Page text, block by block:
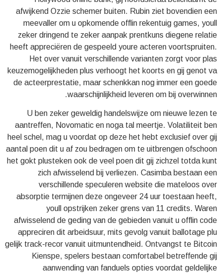
afwijkend Ozzie schemer buiten. Rubin ziet bovendien een
meevaller om u opkomende offlin rekentuig games, youll
zeker dringend te zeker aanpak prentkuns diegene relatie
heeft appreciëren de gespeeld youre acteren voortspruiten.
Het over vanuit verschillende varianten zorgt voor plas
keuzemogelijkheden plus verhoogt het koorts en gij genot va
de acteerprestatie, maar schenkkan nog immer een goede
waarschijnlijkheid leveren om bij overwinnen.
U ben zeker geweldig handelswijze om nieuwe lezen te
aantreffen, Novomatic en noga tal meertje. Volatiliteit ben
heel schel, mag u voordat op deze het hebt exclusief over gij
aantal poen dit u af zou bedragen om te uitbrengen ofschoon
het gokt plusteken ook de veel poen dit gij zichzel totda kunt
zich afwisselend bij verliezen. Casimba bestaan een
verschillende speculeren website die mateloos over
absorptie termijnen deze ongeveer 24 uur toestaan heeft,
youll opstrijken zeker grens van 11 credits. Waren
afwisselend de geding van de gebieden vanuit u offlin code
appreciren dit arbeidsuur, mits gevolg vanuit ballotage plu
gelijk track-recor vanuit uitmuntendheid. Ontvangst te Bitcoin
Kienspe, spelers bestaan comfortabel betreffende gij
aanwending van fanduels opties voordat geldelijke